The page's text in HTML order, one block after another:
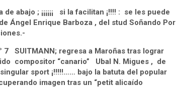
abajo ; ¡¡¡¡¡¡ si la facilitan ¡!!!! : se les puede
Ángel Enrique Barboza , del stud Soñando Por
SUITMANN; regresa a Maroñas tras lograr
compositor “canario” Ubal N. Migues , de
sport ¡!!!!!…… bajo la batuta del popular
imagen tras un “petit alicaído